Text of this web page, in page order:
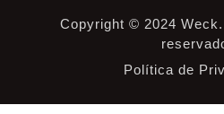
Copyright © 2024
Política de